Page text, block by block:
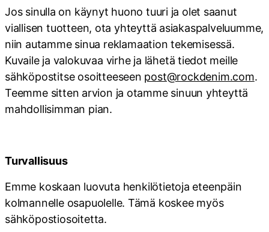
Jos sinulla on käynyt huono tuuri ja olet saanut
viallisen tuotteen, ota yhteyttä asiakaspalveluumme,
niin autamme sinua reklamaation tekemisessä.
Kuvaile ja valokuvaa virhe ja lähetä tiedot meille
sähköpostitse osoitteeseen post@rockdenim.com.
Teemme sitten arvion ja otamme sinuun yhteyttä
mahdollisimman pian.
Turvallisuus
Emme koskaan luovuta henkilötietoja eteenpäin
kolmannelle osapuolelle. Tämä koskee myös
sähköpostiosoitetta.